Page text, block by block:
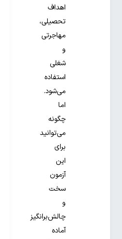
اهداف
تحصیلی،
مهاجرتی
و
شغلی
استفاده
می‌شود.
اما
چگونه
می‌توانید
برای
این
آزمون
سخت
و
چالش‌برانگیز
آماده